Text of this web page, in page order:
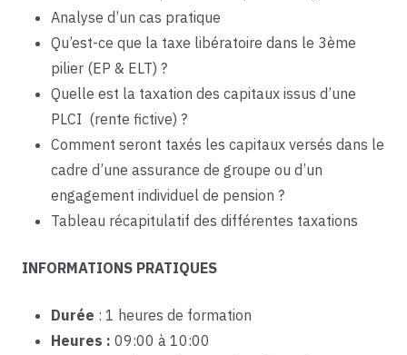
Analyse d’un cas pratique
Qu’est-ce que la taxe libératoire dans le 3ème
pilier (EP & ELT) ?
Quelle est la taxation des capitaux issus d’une
PLCI (rente fictive) ?
Comment seront taxés les capitaux versés dans le
cadre d’une assurance de groupe ou d’un
engagement individuel de pension ?
Tableau récapitulatif des différentes taxations
INFORMATIONS PRATIQUES
Durée : 1 heures de formation
Heures : 09:00 à 10:00